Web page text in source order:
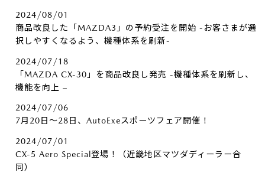
2024/08/01
商品改良した「MAZDA3」の予約受注を開始 -お客さまが選
択しやすくなるよう、機種体系を刷新-
2024/07/18
「MAZDA CX-30」を商品改良し発売 -機種体系を刷新し、
機能を向上 –
2024/07/06
7月20日～28日、AutoExeスポーツフェア開催！
2024/07/01
CX-5 Aero Special登場！（近畿地区マツダディーラー合
同）